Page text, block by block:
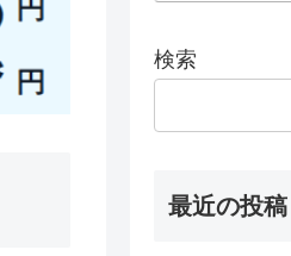
検索
最近の投稿